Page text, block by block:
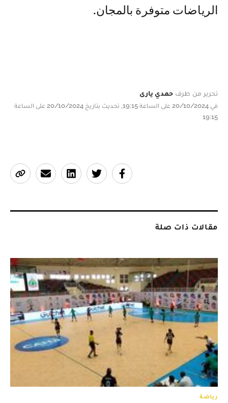
الرياضات متوفرة بالمجان.
تحرير من طرف حمدي يارى
في 20/10/2024 على الساعة 19:15, تحديث بتاريخ 20/10/2024 على الساعة
19:15
مقالات ذات صلة
رياضة